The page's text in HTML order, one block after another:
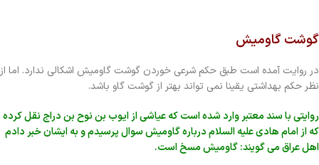
گوشت گاومیش
در روایت آمده است طبق حکم شرعی خوردن گوشت گاومیش اشکالی ندارد. اما از
نظر حکم بهداشتی یقینا نمی تواند بهتر از گوشت گاو باشد.
روایتی با سند معتبر وارد شده است که عیاشی از ایوب بن نوح بن دراج نقل کرده
که از امام هادی علیه السلام درباره گاومیش سوال پرسیدم و به ایشان خبر دادم
اهل عراق می گویند: گاومیش مسخ است.